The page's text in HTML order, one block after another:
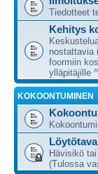
Tiedotteet
Kehitys
nostattavia
foormiin
ylläpitäjille
KOKOONTUMINEN
Hävisikö
(Tulossa